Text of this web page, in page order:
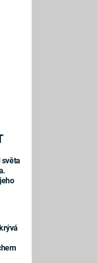
světa